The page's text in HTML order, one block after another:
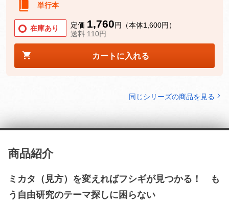
単行本
在庫あり 定価 1,760円（本体1,600円）
送料 110円
カートに入れる
同じシリーズの商品を見る
商品紹介
ミカタ（見方）を変えればフシギが見つかる！ も
う自由研究のテーマ探しに困らない